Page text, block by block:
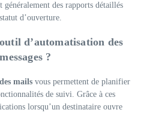
des rapports détaillés
d’ouverture.
d’automatisation des
?
mails vous permettent de planifier
de suivi. Grâce à ces
lorsqu’un destinataire ouvre